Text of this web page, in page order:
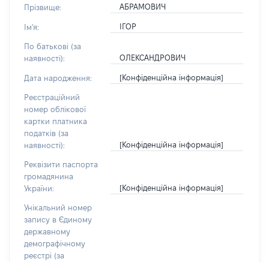
Прізвище: АБРАМОВИЧ
Ім'я: ІГОР
По батькові (за
наявності):
ОЛЕКСАНДРОВИЧ
Дата народження: [Конфіденційна інформація]
Реєстраційний
номер облікової
картки платника
податків (за
наявності):
[Конфіденційна інформація]
Реквізити паспорта
громадянина
України:
[Конфіденційна інформація]
Унікальний номер
запису в Єдиному
державному
демографічному
реєстрі (за